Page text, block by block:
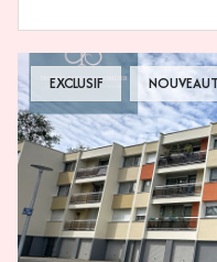
EXCLUSIF